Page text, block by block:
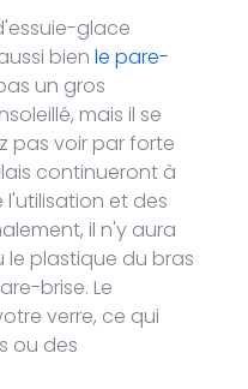
glace
bien le pare-
un gros
mais il se
pas voir par forte
continueront à
l'utilisation et des
il n'y aura
le plastique du bras
brise. Le
verre, ce qui
ou des